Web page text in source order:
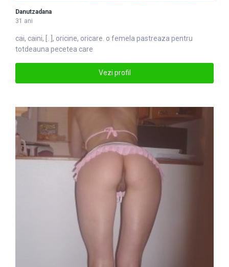
Danutzadana
31 ani
cai, caini, [. ], oricine, oricare . o femela pastreaza pentru
totdeauna pecetea care
Vezi profil